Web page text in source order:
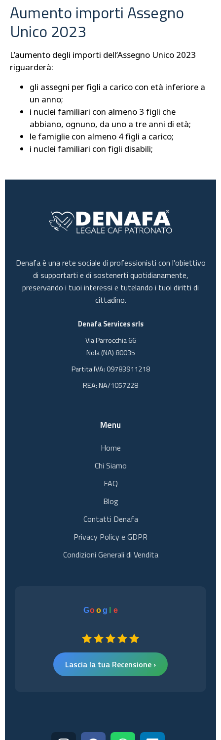
Aumento importi Assegno
Unico 2023
L’aumento degli importi dell’Assegno Unico 2023
riguarderà:
gli assegni per figli a carico con età inferiore a
un anno;
i nuclei familiari con almeno 3 figli che
abbiano, ognuno, da uno a tre anni di età;
le famiglie con almeno 4 figli a carico;
i nuclei familiari con figli disabili;
Denafa è una rete sociale di professionisti con l'obiettivo
di supportarti e di sostenerti quotidianamente,
preservando i tuoi interessi e tutelando i tuoi diritti di
cittadino.
Denafa Services srls
Via Parrocchia 66
Nola (NA) 80035
Partita IVA: 09783911218
REA: NA/1057228
Menu
Home
Chi Siamo
FAQ
Blog
Contatti Denafa
Privacy Policy e GDPR
Condizioni Generali di Vendita
Goog e
Lascia la tua Recensione ›